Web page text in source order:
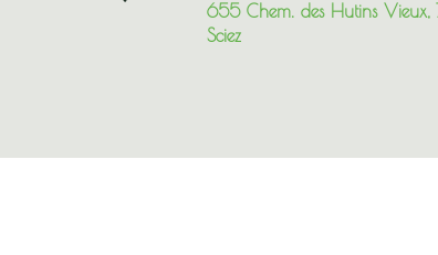
655 Chem. des Hutins Vieux,
Sciez